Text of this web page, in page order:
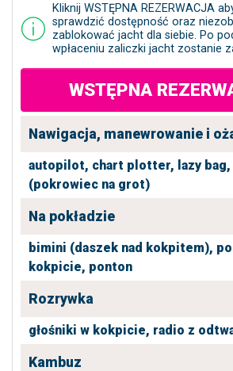
Kliknij WSTĘPNA REZERWACJA
sprawdzić dostępność oraz
zablokować jacht dla siebie. Po
wpłaceniu zaliczki jacht zostanie
WSTĘPNA
Nawigacja, manewrowanie i
autopilot, chart plotter, lazy bag,
(pokrowiec na grot)
Na pokładzie
bimini (daszek nad kokpitem),
kokpicie, ponton
Rozrywka
głośniki w kokpicie, radio z
Kambuz